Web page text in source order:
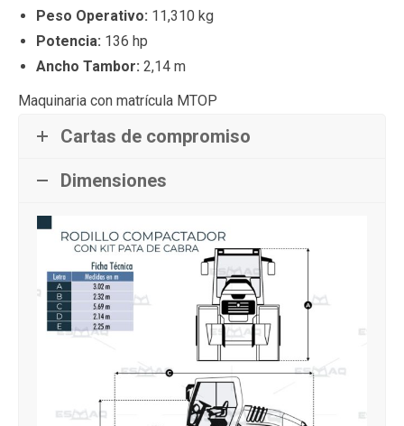
Peso Operativo: 11,310 kg
Potencia: 136 hp
Ancho Tambor: 2,14 m
Maquinaria con matrícula MTOP
Cartas de compromiso
Dimensiones